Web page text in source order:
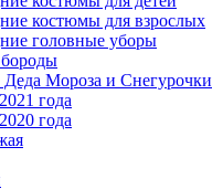
костюмы для взрослых
головные уборы
Мороза и Снегурочки
года
года